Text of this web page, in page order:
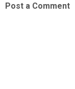
Post a Comment